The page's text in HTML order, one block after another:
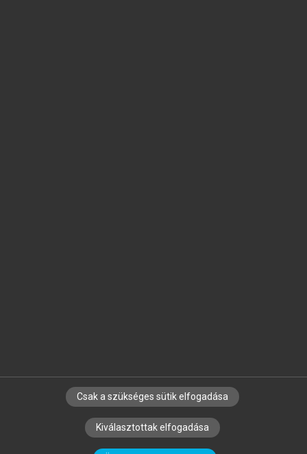
SZERZŐKNEK CÉGEKNEK KÖNYVTÁROSOKNAK
SZERKESZTÉSI ÉS LEKTORÁLÁSI ALAPELVEK
Csak a szükséges sütik elfogadása
Kiválasztottak elfogadása